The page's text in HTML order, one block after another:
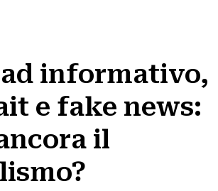
informativo,
e fake news:
il